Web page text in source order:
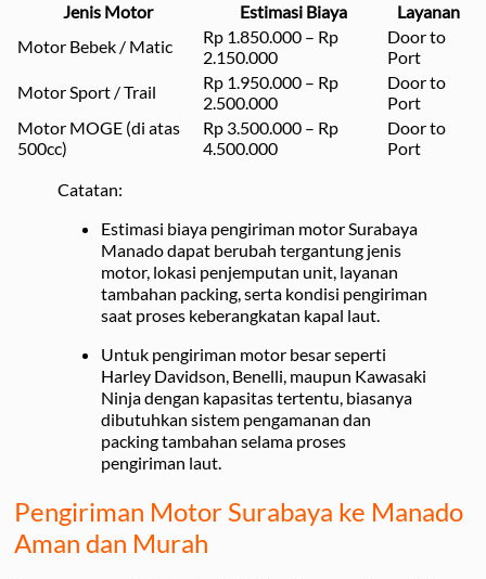
Jenis Motor
Estimasi Biaya
Layanan
Motor Bebek / Matic
Rp 1.850.000 – Rp
2.150.000
Door to
Port
Motor Sport / Trail
Rp 1.950.000 – Rp
2.500.000
Door to
Port
Motor MOGE (di atas
500cc)
Rp 3.500.000 – Rp
4.500.000
Door to
Port
Catatan:
Estimasi biaya pengiriman motor Surabaya
Manado dapat berubah tergantung jenis
motor, lokasi penjemputan unit, layanan
tambahan packing, serta kondisi pengiriman
saat proses keberangkatan kapal laut.
Untuk pengiriman motor besar seperti
Harley Davidson, Benelli, maupun Kawasaki
Ninja dengan kapasitas tertentu, biasanya
dibutuhkan sistem pengamanan dan
packing tambahan selama proses
pengiriman laut.
Pengiriman Motor Surabaya ke Manado
Aman dan Murah